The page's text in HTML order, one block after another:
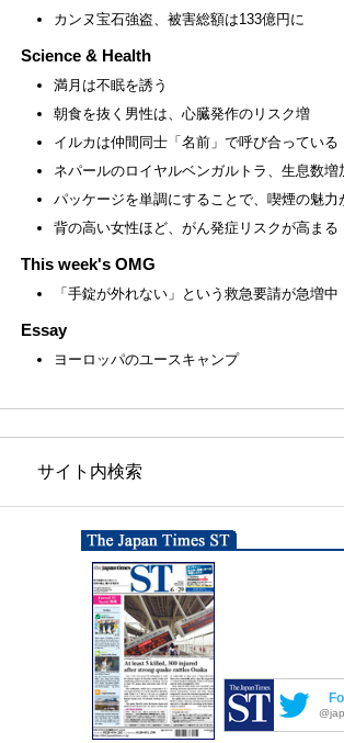
カンヌ宝石強盗、被害総額は133億円に
Science & Health
満月は不眠を誘う
朝食を抜く男性は、心臓発作のリスク増
イルカは仲間同士「名前」で呼び合っている
ネパールのロイヤルベンガルトラ、生息数増
パッケージを単調にすることで、喫煙の魅力
背の高い女性ほど、がん発症リスクが高まる
This week's OMG
「手錠が外れない」という救急要請が急増中
Essay
ヨーロッパのユースキャンプ
サイト内検索